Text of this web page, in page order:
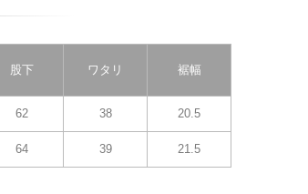
股下 ワタリ 裾幅
62 38 20.5
64 39 21.5